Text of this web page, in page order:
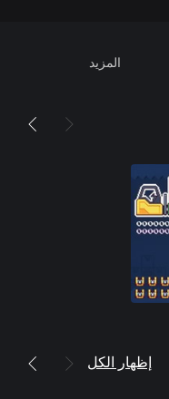
المزيد
إظهار الكل